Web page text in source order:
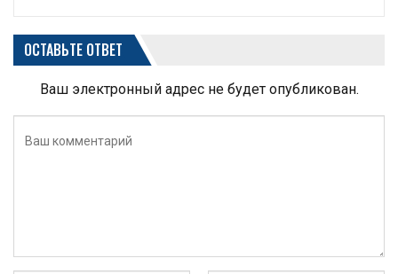
ОСТАВЬТЕ ОТВЕТ
Ваш электронный адрес не будет опубликован.